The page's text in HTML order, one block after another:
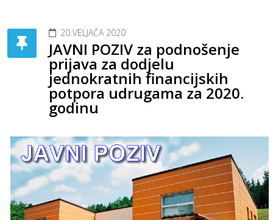
20 VELJAČA 2020
JAVNI POZIV za podnošenje
prijava za dodjelu
jednokratnih financijskih
potpora udrugama za 2020.
godinu